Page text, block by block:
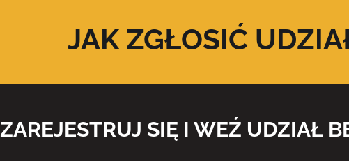
JAK ZGŁOSIĆ
ZAREJESTRUJ SIĘ I WEŹ UDZIAŁ